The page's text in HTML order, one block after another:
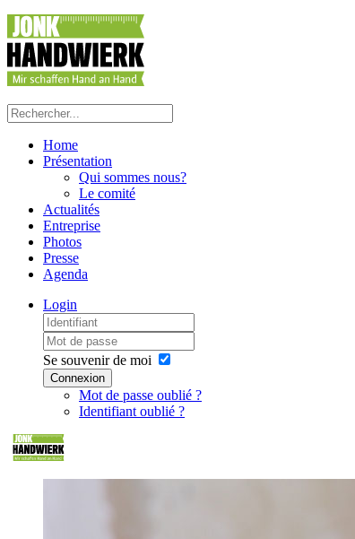
Home
Présentation
Qui sommes nous?
Le comité
Actualités
Entreprise
Photos
Presse
Agenda
Login
Se souvenir de moi
Connexion
Mot de passe oublié ?
Identifiant oublié ?